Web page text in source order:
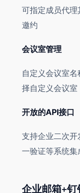
可指定成员代
邀约
会议室管理
自定义会议室
择自定义会议室
开放的API接口
支持企业二次
一验证等系统
企业邮箱+钉